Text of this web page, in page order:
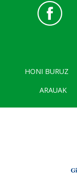
HONI BURUZ
ARAUAK